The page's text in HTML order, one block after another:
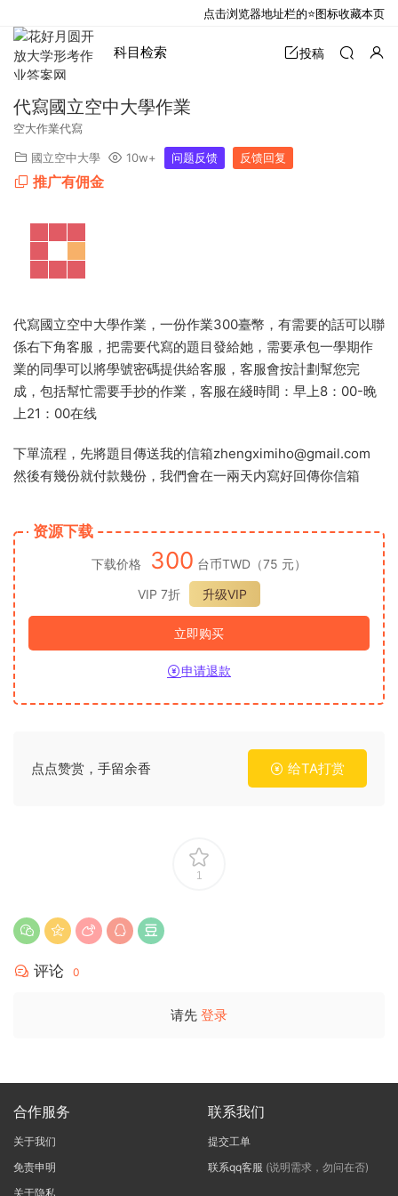
科目检索 投稿
代寫國立空中大學作業
空大作業代寫
國立空中大學 10w+ 问题反馈 反馈回复
推广有佣金
代寫國立空中大學作業，一份作業300臺幣，有需要的話可以聯
係右下角客服，把需要代寫的題目發給她，需要承包一學期作
業的同學可以將學號密碼提供給客服，客服會按計劃幫您完
成，包括幫忙需要手抄的作業，客服在綫時間：早上8：00-晚
上21：00在线
下單流程，先將題目傳送我的信箱zhengximiho@gmail.com
然後有幾份就付款幾份，我們會在一兩天内寫好回傳你信箱
资源下载
下载价格 300 台币TWD（75 元）
VIP 7折
升级VIP
立即购买
申请退款
点点赞赏，手留余香 给TA打赏
1
评论 0
请先 登录
合作服务
关于我们
免责申明
关于隐私
联系我们
提交工单
联系qq客服 (说明需求，勿问在否)
点击浏览器地址栏的⭐图标收藏本页